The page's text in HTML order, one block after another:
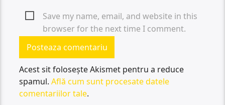
Save my name, email, and website in this
browser for the next time I comment.
Acest sit folosește Akismet pentru a reduce
spamul.Află cum sunt procesate datele
comentariilor tale.